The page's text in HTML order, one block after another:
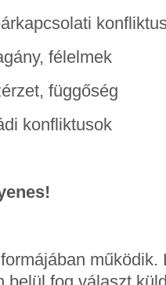
félelmek
függőség
konfliktusok
működik.